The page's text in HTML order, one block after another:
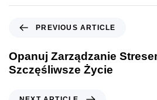
PREVIOUS ARTICLE
Opanuj Zarządzanie
Szczęśliwsze Życie